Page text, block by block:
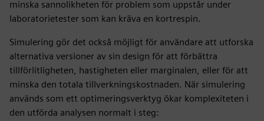
minska sannolikheten för problem som uppstår under
laboratorietester som kan kräva en kortrespin.
Simulering gör det också möjligt för användare att utforska
alternativa versioner av sin design för att förbättra
tillförlitligheten, hastigheten eller marginalen, eller för att
minska den totala tillverkningskostnaden. När simulering
används som ett optimeringsverktyg ökar komplexiteten i
den utförda analysen normalt i steg: